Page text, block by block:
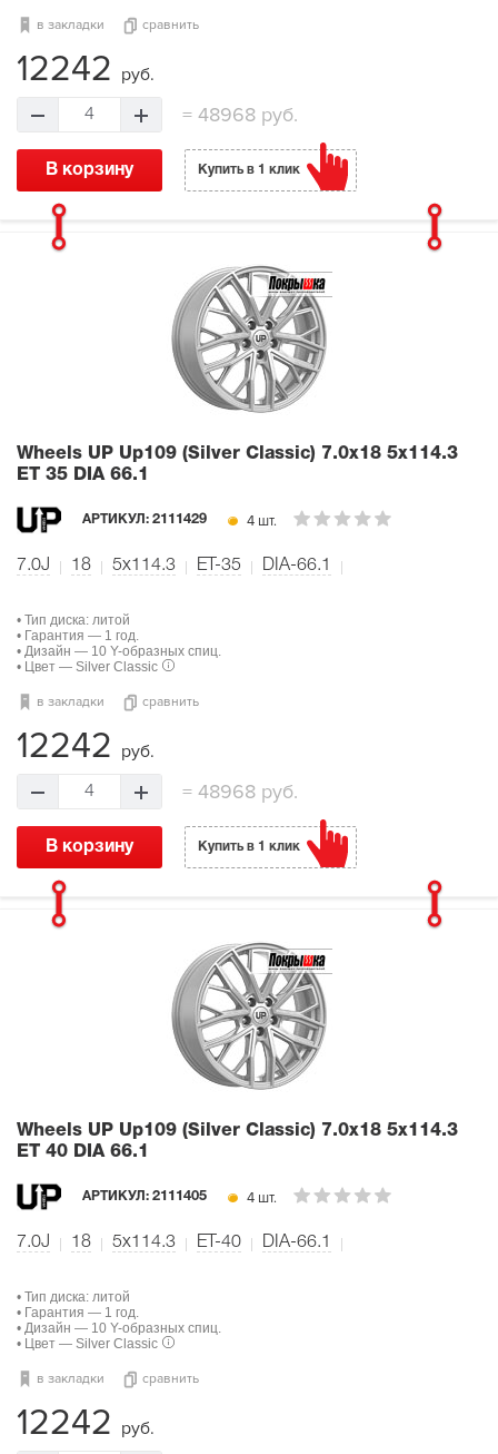
в закладки сравнить
12242 руб.
4 =48968 руб.
В корзину Купить в 1 клик
Wheels UP Up109 (Silver Classic) 7.0x18 5x114.3
ET 35 DIA 66.1
АРТИКУЛ: 2111429 4 шт.
7.0J 18 5x114.3 ET-35 DIA-66.1
• Тип диска: литой
• Гарантия — 1 год.
• Дизайн — 10 Y-образных спиц.
• Цвет — Silver Classic
в закладки сравнить
12242 руб.
4 =48968 руб.
В корзину Купить в 1 клик
Wheels UP Up109 (Silver Classic) 7.0x18 5x114.3
ET 40 DIA 66.1
АРТИКУЛ: 2111405 4 шт.
7.0J 18 5x114.3 ET-40 DIA-66.1
• Тип диска: литой
• Гарантия — 1 год.
• Дизайн — 10 Y-образных спиц.
• Цвет — Silver Classic
в закладки сравнить
12242 руб.